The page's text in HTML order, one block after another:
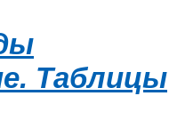
Таблицы